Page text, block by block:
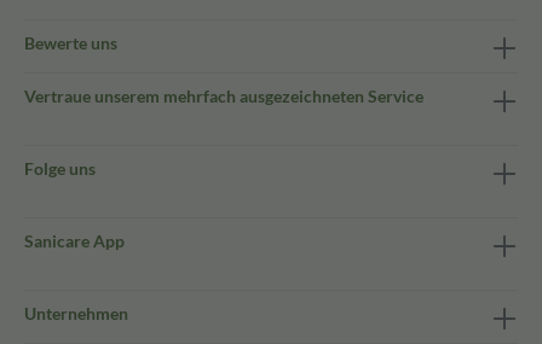
Bewerte uns
Vertraue unserem mehrfach ausgezeichneten Service
Folge uns
Sanicare App
Unternehmen